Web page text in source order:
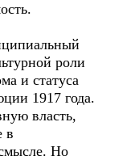
роли
и статуса
1917 года.
власть,
в
Но